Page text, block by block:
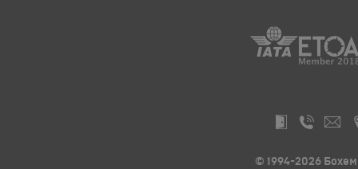
© 1994-2026